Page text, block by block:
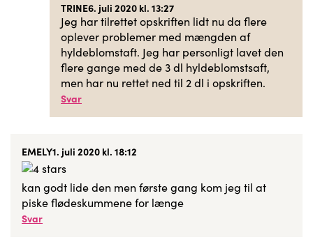
TRINE6. juli 2020 kl. 13:27
Jeg har tilrettet opskriften lidt nu da flere
oplever problemer med mængden af
hyldeblomstaft. Jeg har personligt lavet den
flere gange med de 3 dl hyldeblomstsaft,
men har nu rettet ned til 2 dl i opskriften.
Svar
EMELY1. juli 2020 kl. 18:12
kan godt lide den men første gang kom jeg til at
piske flødeskummene for længe
Svar